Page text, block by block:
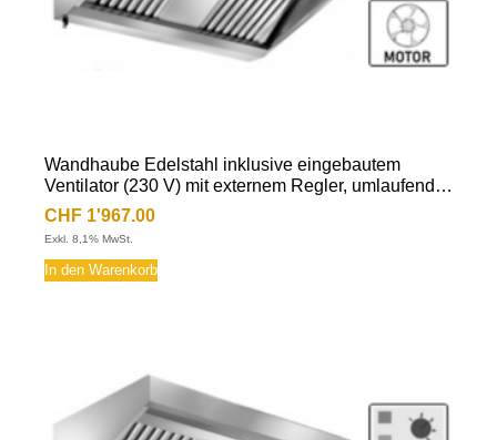
Wandhaube Edelstahl inklusive eingebautem
Ventilator (230 V) mit externem Regler, umlaufende
Fettauffangrinne, herausnehmbare
Flammschutzfilter Typ-B, Beleuchtung mit
Leuchtstoffröhre, Fettablassventil
CHF 1'967.00
Exkl. 8,1% MwSt.
In den Warenkorb